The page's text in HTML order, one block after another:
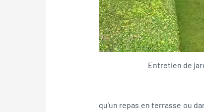
Entretien de
qu’un repas en terrasse ou